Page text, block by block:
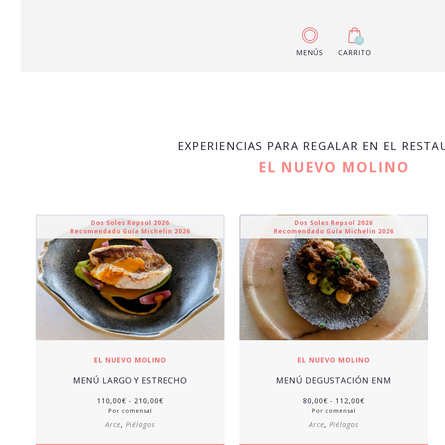
MENÚS
0
CARRITO
EXPERIENCIAS PARA REGALAR EN EL
EL NUEVO MOLINO
Dos Soles Repsol 2026
Recomendado Guía Michelin 2026
EL NUEVO MOLINO
MENÚ LARGO Y ESTRECHO
110,00€ - 210,00€Rango
Por comensal
Arce, Piélagos
Dos Soles Repsol 2026
Recomendado Guía Michelin 2026
EL NUEVO MOLINO
MENÚ DEGUSTACIÓN ENM
80,00€ - 112,00€
Por comensal
Arce, Piélagos